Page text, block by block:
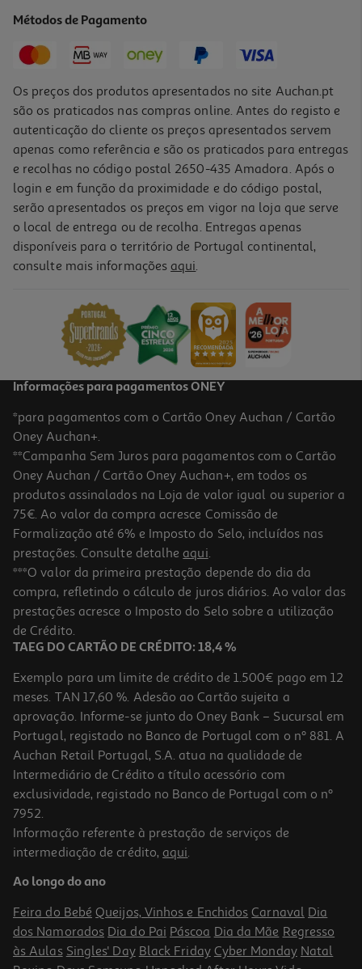
+0,60 € Depósito
Métodos de Pagamento
Os preços dos produtos apresentados no site Auchan.pt
são os praticados nas compras online. Antes do registo e
autenticação do cliente os preços apresentados servem
apenas como referência e são os praticados para entregas
e recolhas no código postal 2650-435 Amadora. Após o
login e em função da proximidade e do código postal,
serão apresentados os preços em vigor na loja que serve
o local de entrega ou de recolha. Entregas apenas
disponíveis para o território de Portugal continental,
consulte mais informações aqui.
Informações para pagamentos ONEY
*para pagamentos com o Cartão Oney Auchan / Cartão
Oney Auchan+.
**Campanha Sem Juros para pagamentos com o Cartão
Oney Auchan / Cartão Oney Auchan+, em todos os
produtos assinalados na Loja de valor igual ou superior a
75€. Ao valor da compra acresce Comissão de
Formalização até 6% e Imposto do Selo, incluídos nas
prestações. Consulte detalhe aqui.
***O valor da primeira prestação depende do dia da
compra, refletindo o cálculo de juros diários. Ao valor das
prestações acresce o Imposto do Selo sobre a utilização
de Crédito.
TAEG DO CARTÃO DE CRÉDITO: 18,4 %
Exemplo para um limite de crédito de 1.500€ pago em 12
meses. TAN 17,60 %. Adesão ao Cartão sujeita a
aprovação. Informe-se junto do Oney Bank – Sucursal em
Portugal, registado no Banco de Portugal com o nº 881. A
Auchan Retail Portugal, S.A. atua na qualidade de
Intermediário de Crédito a título acessório com
exclusividade, registado no Banco de Portugal com o nº
7952.
Informação referente à prestação de serviços de
intermediação de crédito, aqui.
Ao longo do ano
Feira do Bebé Queijos, Vinhos e Enchidos Carnaval Dia
dos Namorados Dia do Pai Páscoa Dia da Mãe Regresso
às Aulas Singles' Day Black Friday Cyber Monday Natal